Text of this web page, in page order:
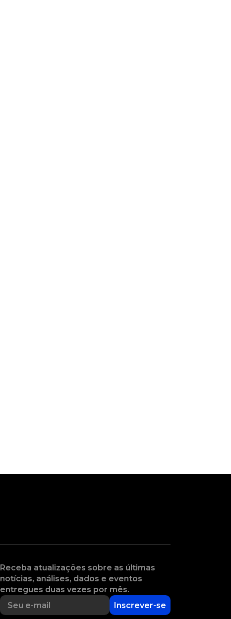
Receba atualizações sobre as últimas
notícias, análises, dados e eventos
entregues duas vezes por mês.
Inscrever-se